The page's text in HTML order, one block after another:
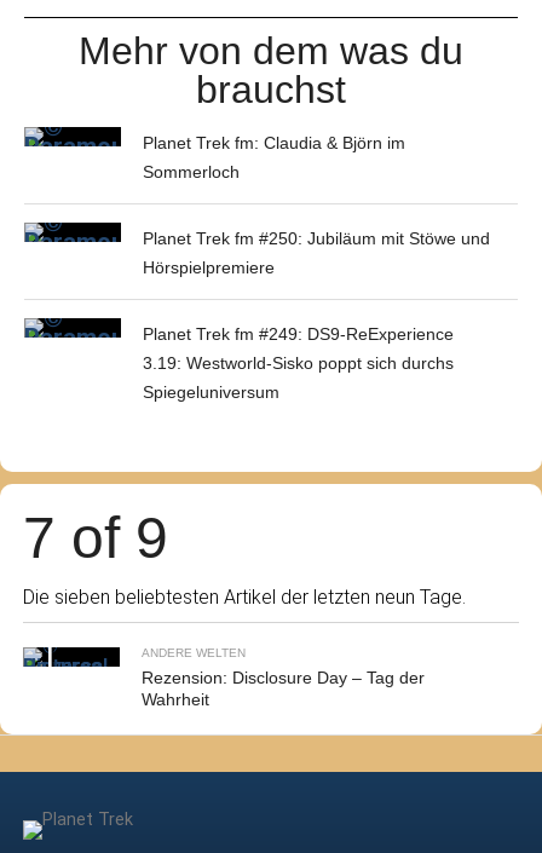
Mehr von dem was du
brauchst
Planet Trek fm: Claudia & Björn im
Sommerloch
Planet Trek fm #250: Jubiläum mit Stöwe und
Hörspielpremiere
Planet Trek fm #249: DS9-ReExperience
3.19: Westworld-Sisko poppt sich durchs
Spiegeluniversum
7 of 9
Die sieben beliebtesten Artikel der letzten neun Tage.
ANDERE WELTEN
Rezension: Disclosure Day – Tag der
Wahrheit